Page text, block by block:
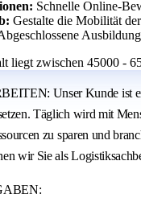
Schnelle Online-
Gestalte die Mobilität
liegt zwischen 45000 -
Unser Kunde ist
Täglich wird mit
zu sparen und
wir Sie als